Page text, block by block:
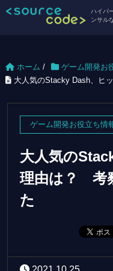
ハイパ
ンサル
ホーム / ゲーム開発お
大人気のStacky Dash、ヒ
ゲーム開発お役立ち情
大人気の
理由は？ 考
た